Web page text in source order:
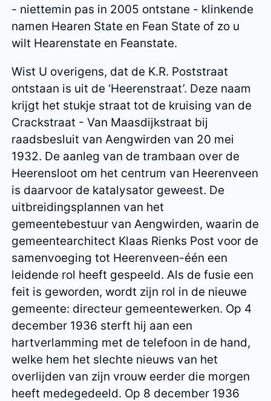
- niettemin pas in 2005 ontstane - klinkende
namen Hearen State en Fean State of zo u
wilt Hearenstate en Feanstate.
Wist U overigens, dat de K.R. Poststraat
ontstaan is uit de ‘Heerenstraat’. Deze naam
krijgt het stukje straat tot de kruising van de
Crackstraat - Van Maasdijkstraat bij
raadsbesluit van Aengwirden van 20 mei
1932. De aanleg van de trambaan over de
Heerensloot om het centrum van Heerenveen
is daarvoor de katalysator geweest. De
uitbreidingsplannen van het
gemeentebestuur van Aengwirden, waarin de
gemeentearchitect Klaas Rienks Post voor de
samenvoeging tot Heerenveen-één een
leidende rol heeft gespeeld. Als de fusie een
feit is geworden, wordt zijn rol in de nieuwe
gemeente: directeur gemeentewerken. Op 4
december 1936 sterft hij aan een
hartverlamming met de telefoon in de hand,
welke hem het slechte nieuws van het
overlijden van zijn vrouw eerder die morgen
heeft medegedeeld. Op 8 december 1936